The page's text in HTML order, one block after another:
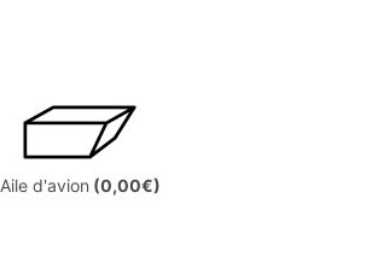
Aile d'avion (0,00€)